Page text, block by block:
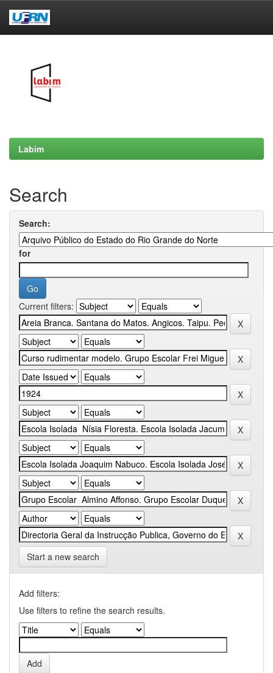
Labim
Search
Search:
for
Current filters:
Start a new search
Add filters:
Use filters to refine the search results.